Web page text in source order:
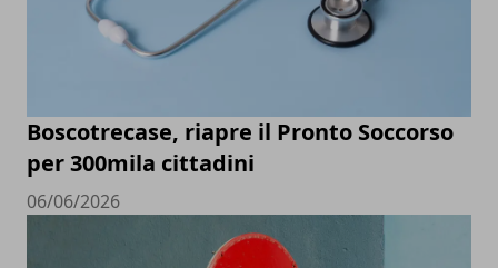
Boscotrecase, riapre il Pronto Soccorso
per 300mila cittadini
06/06/2026